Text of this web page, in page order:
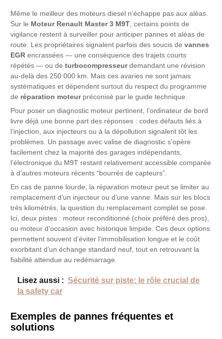
Même le meilleur des moteurs diesel n’échappe pas aux aléas.
Sur le Moteur Renault Master 3 M9T, certains points de
vigilance restent à surveiller pour anticiper pannes et aléas de
route. Les propriétaires signalent parfois des soucis devannes
EGR encrassées — une conséquence des trajets courts
répétés — ou deturbocompresseurdemandant une révision
au-delà des 250 000 km. Mais ces avaries ne sont jamais
systématiques et dépendent surtout du respect du programme
de réparation moteurpréconisé par le guide technique.
Pour poser un diagnostic moteur pertinent, l’ordinateur de bord
livre déjà une bonne part des réponses : codes défauts liés à
l’injection, aux injecteurs ou à la dépollution signalent tôt les
problèmes. Un passage avec valise de diagnostic s’opère
facilement chez la majorité des garages indépendants,
l’électronique du M9T restant relativement accessible comparée
à d’autres moteurs récents “bourrés de capteurs”.
En cas de panne lourde, la réparation moteur peut se limiter au
remplacement d’un injecteur ou d’une vanne. Mais sur les blocs
très kilométrés, la question du remplacement complet se pose.
Ici, deux pistes : moteur reconditionné (choix préféré des pros),
ou moteur d’occasion avec historique limpide. Ces deux options
permettent souvent d’éviter l’immobilisation longue et le coût
exorbitant d’un échange standard neuf, tout en retrouvant la
fiabilité attendue au redémarrage.
Lisez aussi : Sécurité sur piste: le rôle crucial de
la safety car
Exemples de pannes fréquentes et
solutions